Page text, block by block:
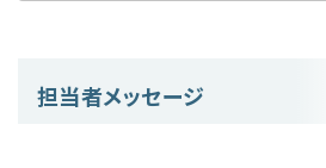
担当者メッセージ